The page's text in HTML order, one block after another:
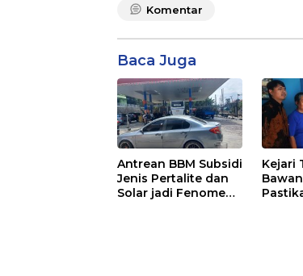
Komentar
Baca Juga
Antrean BBM Subsidi
Jenis Pertalite dan
Solar jadi Fenomena
Kejari